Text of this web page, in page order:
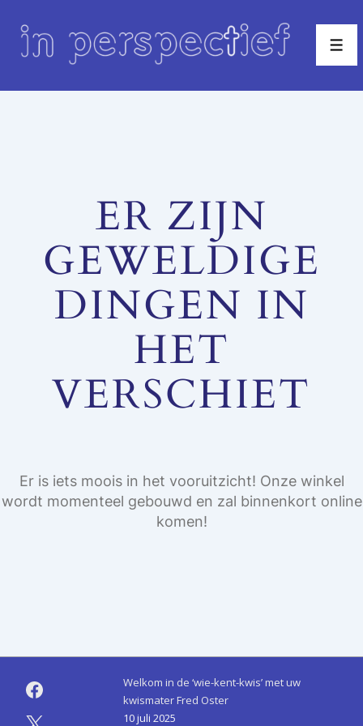
Doorgaan
naar
ER ZIJN
GEWELDIGE
DINGEN IN
HET
VERSCHIET
Er is iets moois in het vooruitzicht! Onze winkel
wordt momenteel gebouwd en zal binnenkort online
komen!
Welkom in de ‘wie-kent-kwis’ met uw
kwismater Fred Oster
10 juli 2025